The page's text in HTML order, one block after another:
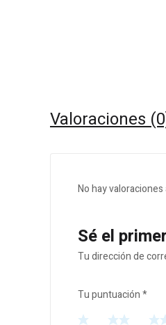
Valoraciones
No hay valoraciones
Sé el
Tu dirección de
Tu puntuación*